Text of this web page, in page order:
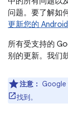
问题。要了解如
更新您的
所有受支持的
别的更新。我们
注意： Google
找到。